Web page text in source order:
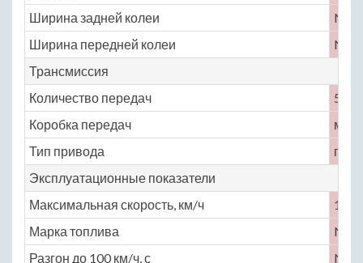
Ширина задней колеи
No
Ширина передней колеи
No
Трансмиссия
Количество передач
5
Коробка передач
Тип привода
Эксплуатационные показатели
Максимальная скорость, км/ч
130
Марка топлива
No
Разгон до 100 км/ч, с
No